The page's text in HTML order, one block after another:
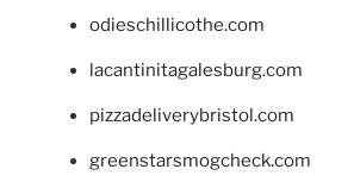
odieschillicothe.com
lacantinitagalesburg.com
pizzadeliverybristol.com
greenstarsmogcheck.com